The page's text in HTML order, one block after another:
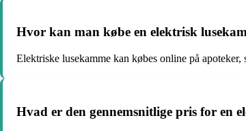
Hvor kan man købe en elektrisk
Elektriske lusekamme kan købes online på
Hvad er den gennemsnitlige pris for en